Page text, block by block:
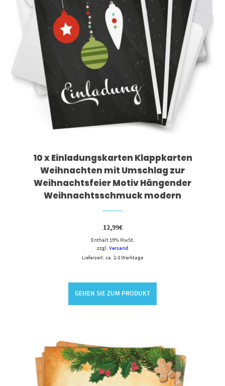
10 x Einladungskarten Klappkarten
Weihnachten mit Umschlag zur
Weihnachtsfeier Motiv Hängender
Weihnachtsschmuck modern
12,99€
Enthält 19% MwSt.
zzgl. Versand
Lieferzeit: ca. 2-3 Werktage
GEHEN SIE ZUM PRODUKT